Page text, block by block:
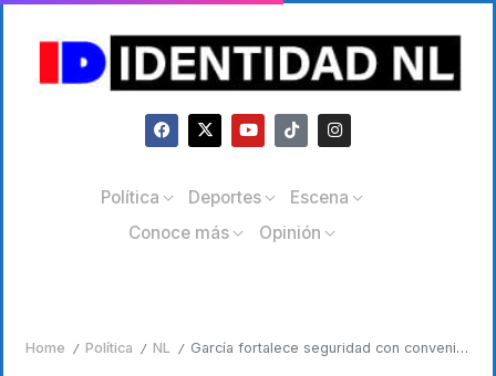
Política Deportes
Escena
Conoce más
Opinión
Home / Política / NL / García fortalece seguridad con convenio entre casas de empeño y chatarreras